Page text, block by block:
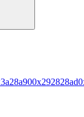
0x292828ad